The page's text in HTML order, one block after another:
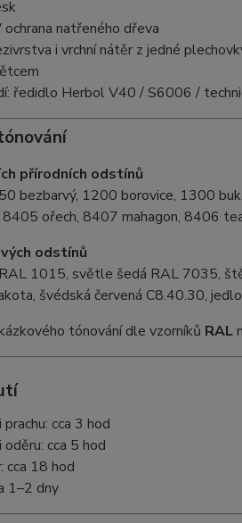
natřeného dřeva
i vrchní nátěr z jedné
ředidlo Herbol V40 / S6006 /
přírodních odstínů
bezbarvý, 1200 borovice, 1300
8405 ořech, 8407 mahagon, 8406
odstínů
1015, světle šedá RAL 7035,
švédská červená C8.40.30,
tónování dle vzorníků RAL
cca 3 hod
cca 5 hod
18 hod
1–2 dny